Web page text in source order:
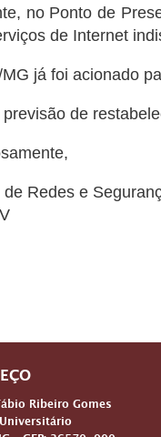
no Ponto de
de Internet
já foi acionado
previsão de
de Redes e
Ribeiro Gomes